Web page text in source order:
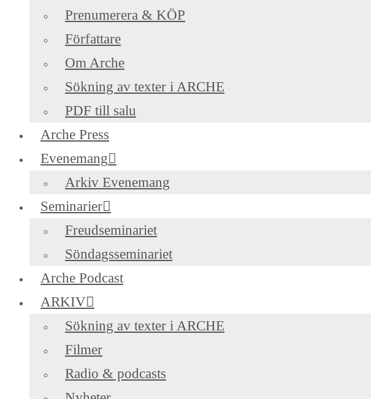
Prenumerera & KÖP
Författare
Om Arche
Sökning av texter i ARCHE
PDF till salu
Arche Press
Evenemang
Arkiv Evenemang
Seminarier
Freudseminariet
Söndagsseminariet
Arche Podcast
ARKIV
Sökning av texter i ARCHE
Filmer
Radio & podcasts